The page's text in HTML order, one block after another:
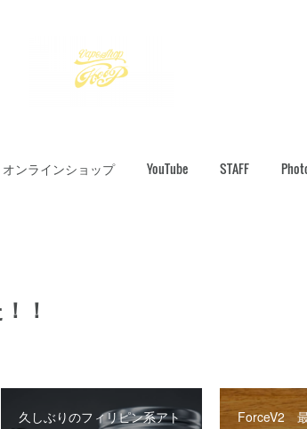
オンラインショップ YouTube STAFF
！
久しぶりのフィリピン系アト
ForceV2